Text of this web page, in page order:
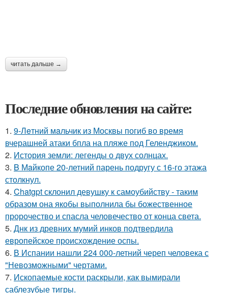
читать дальше →
Последние обновления на сайте:
1. 9-Лeтний мaльчик из Москвы погиб во время
вчерашней атаки бпла на пляже под Геленджиком.
2. История земли: легенды о двух солнцах.
3. B Мaйкопе 20-летний парень подругу с 16-го этажа
столкнул.
4. Chatgpt склонил девушку к самоубийству - таким
образом она якобы выполнила бы божественное
пророчество и спасла человечество от конца света.
5. Днк из древних мумий инков подтвердила
европейское происхождение оспы.
6. В Испании нашли 224 000-летний череп человека с
"Невозможными" чертами.
7. Ископаемые кости раскрыли, как вымирали
саблезубые тигры.